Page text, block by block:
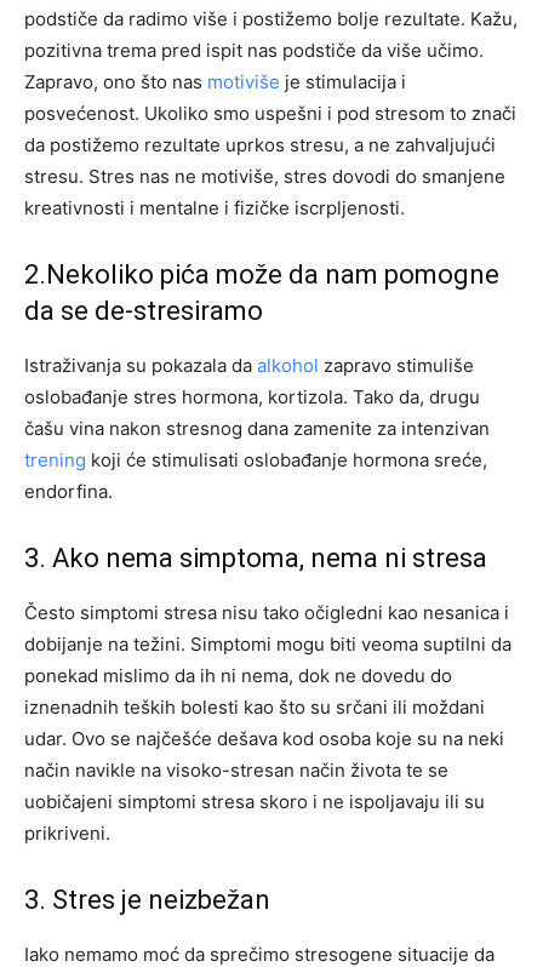
podstiče da radimo više i postižemo bolje rezultate. Kažu,
pozitivna trema pred ispit nas podstiče da više učimo.
Zapravo, ono što nas motiviše je stimulacija i
posvećenost. Ukoliko smo uspešni i pod stresom to znači
da postižemo rezultate uprkos stresu, a ne zahvaljujući
stresu. Stres nas ne motiviše, stres dovodi do smanjene
kreativnosti i mentalne i fizičke iscrpljenosti.
2.Nekoliko pića može da nam pomogne
da se de-stresiramo
Istraživanja su pokazala da alkohol zapravo stimuliše
oslobađanje stres hormona, kortizola. Tako da, drugu
čašu vina nakon stresnog dana zamenite za intenzivan
trening koji će stimulisati oslobađanje hormona sreće,
endorfina.
3. Ako nema simptoma, nema ni stresa
Često simptomi stresa nisu tako očigledni kao nesanica i
dobijanje na težini. Simptomi mogu biti veoma suptilni da
ponekad mislimo da ih ni nema, dok ne dovedu do
iznenadnih teških bolesti kao što su srčani ili moždani
udar. Ovo se najčešće dešava kod osoba koje su na neki
način navikle na visoko-stresan način života te se
uobičajeni simptomi stresa skoro i ne ispoljavaju ili su
prikriveni.
3. Stres je neizbežan
Iako nemamo moć da sprečimo stresogene situacije da